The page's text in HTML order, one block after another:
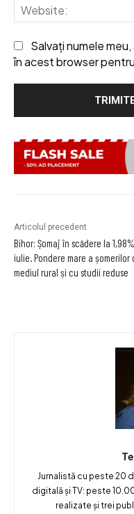
Salvați numele
în acest browser
Articolul precedent
Bihor: Șomaj în scădere la
iulie. Pondere mare a șomerilor
mediul rural și cu studii reduse
Jurnalistă cu peste 20
digitală și TV: peste
realizate și trei